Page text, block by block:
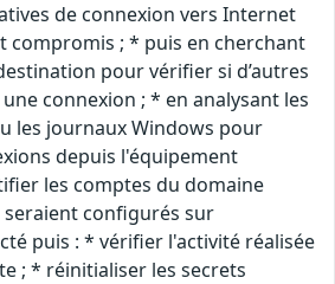
de connexion vers Internet
compromis ; * puis en cherchant
pour vérifier si d’autres
connexion ; * en analysant les
les journaux Windows pour
depuis l'équipement
les comptes du domaine
configurés sur
puis : * vérifier l'activité réalisée
; * réinitialiser les secrets